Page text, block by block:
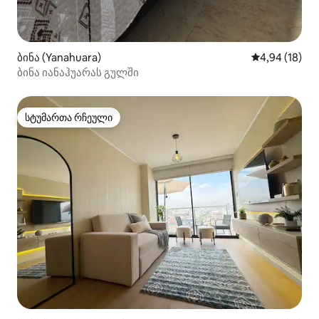
ბინა (Yanahuara) საშუალო
4,94 (18)
ბინა იანაჰუარას გულში
სტუმართა რჩეული
სტუმართა რჩეული